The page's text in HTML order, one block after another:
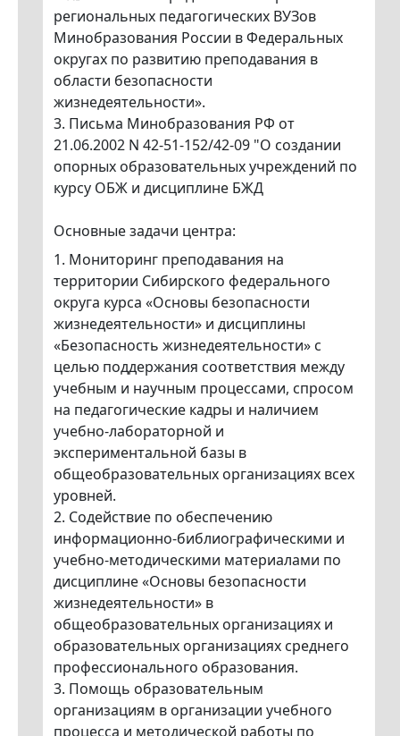
региональных педагогических ВУЗов
Минобразования России в Федеральных
округах по развитию преподавания в
области безопасности
жизнедеятельности».
3. Письма Минобразования РФ от
21.06.2002 N 42-51-152/42-09 "О создании
опорных образовательных учреждений по
курсу ОБЖ и дисциплине БЖД
Основные задачи центра:
1. Мониторинг преподавания на
территории Сибирского федерального
округа курса «Основы безопасности
жизнедеятельности» и дисциплины
«Безопасность жизнедеятельности» с
целью поддержания соответствия между
учебным и научным процессами, спросом
на педагогические кадры и наличием
учебно-лабораторной и
экспериментальной базы в
общеобразовательных организациях всех
уровней.
2. Содействие по обеспечению
информационно-библиографическими и
учебно-методическими материалами по
дисциплине «Основы безопасности
жизнедеятельности» в
общеобразовательных организациях и
образовательных организациях среднего
профессионального образования.
3. Помощь образовательным
организациям в организации учебного
процесса и методической работы по